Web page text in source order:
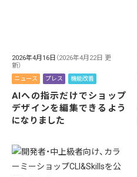
2026年4月16日 （2026年4月22日 更
新）
ニュース プレス 機能改善
AIへの指示だけでショップ
デザインを編集できるよう
になりました